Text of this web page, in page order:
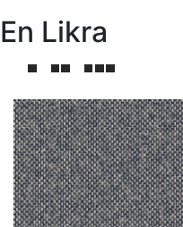
En Likra